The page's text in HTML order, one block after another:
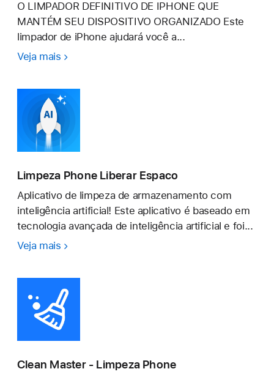
O LIMPADOR DEFINITIVO DE IPHONE QUE
MANTÉM SEU DISPOSITIVO ORGANIZADO Este
limpador de iPhone ajudará você a...
Veja mais Cleaner
-
Limpar
Limpeza Phone Liberar Espaco
Aplicativo de limpeza de armazenamento com
inteligência artificial! Este aplicativo é baseado em
tecnologia avançada de inteligência artificial e foi...
Veja mais Limpeza
Liberar
Espaco
Clean Master - Limpeza Phone